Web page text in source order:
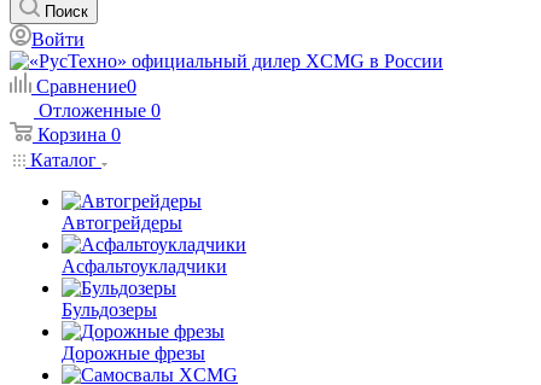
Поиск
Войти
Сравнение0
Отложенные 0
Корзина 0
Каталог
Автогрейдеры
Асфальтоукладчики
Бульдозеры
Дорожные фрезы